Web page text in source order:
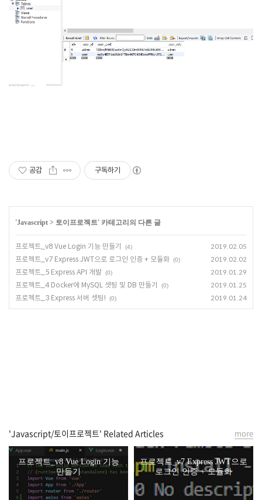
공감 구독하기
'Javascript > 토이프로젝트' 카테고리의 다른 글
프로젝트_v8 Vue Login 기능 만들기 (4) 2019.02.05
프로젝트_v7 Express JWT으로 로그인 인증 + 모듈화 (0) 2019.02.02
프로젝트_5 Express API 개발 (0) 2019.01.29
프로젝트_4 Docker에 MySQL 셋팅 및 DB 만들기 (0) 2019.01.25
프로젝트_3 Express 서버 셋팅! (0) 2019.01.24
'Javascript/토이프로젝트' Related Articles
프로젝트_v8 Vue Login 기능
만들기
프로젝트_v7 Express JWT으로
로그인 인증 + 모듈화
more